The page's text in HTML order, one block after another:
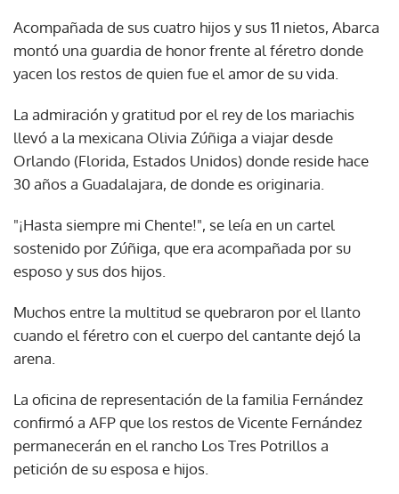
Acompañada de sus cuatro hijos y sus 11 nietos, Abarca
montó una guardia de honor frente al féretro donde
yacen los restos de quien fue el amor de su vida.
La admiración y gratitud por el rey de los mariachis
llevó a la mexicana Olivia Zúñiga a viajar desde
Orlando (Florida, Estados Unidos) donde reside hace
30 años a Guadalajara, de donde es originaria.
"¡Hasta siempre mi Chente!", se leía en un cartel
sostenido por Zúñiga, que era acompañada por su
esposo y sus dos hijos.
Muchos entre la multitud se quebraron por el llanto
cuando el féretro con el cuerpo del cantante dejó la
arena.
La oficina de representación de la familia Fernández
confirmó a AFP que los restos de Vicente Fernández
permanecerán en el rancho Los Tres Potrillos a
petición de su esposa e hijos.